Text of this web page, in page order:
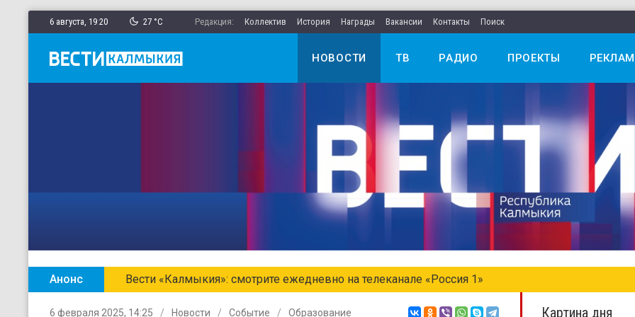
6 августа, 19:20 27 °C Редакция: Коллектив История Награды Вакансии Контакты Поиск
НОВОСТИ ТВ РАДИО ПРОЕКТЫ
Анонс Вести «Калмыкия»: смотрите ежедневно на телеканале «Россия 1»
6 февраля 2025, 14:25 Новости Событие Образование Картина дня